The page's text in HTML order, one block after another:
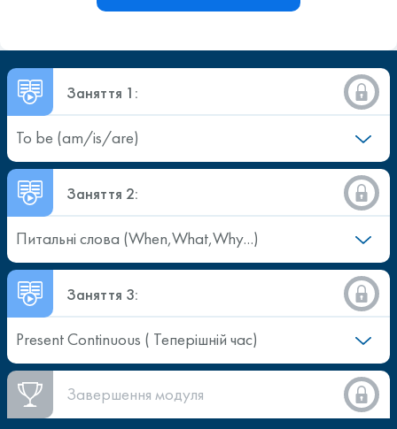
Заняття 1:
To be (am/is/are)
Заняття 2:
Питальні слова (When,What,Why...)
Заняття 3:
Present Continuous ( Теперішній час)
Завершення модуля